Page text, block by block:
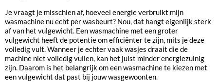
Je vraagt je misschien af, hoeveel energie verbruikt mijn
wasmachine nu echt per wasbeurt? Nou, dat hangt eigenlijk sterk
af van het vulgewicht. Een wasmachine met een groter
vulgewicht heeft de potentie om efficiënter te zijn, mits je deze
volledig vult. Wanneer je echter vaak wasjes draait die de
machine niet volledig vullen, kan het juist minder energiezuinig
zijn. Daarom is het belangrijk om een wasmachine te kiezen met
een vulgewicht dat past bij jouw wasgewoonten.